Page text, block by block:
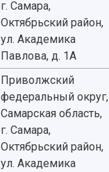
г. Самара,
Октябрьский район,
ул. Академика
Павлова, д. 1А
Приволжский
федеральный округ,
Самарская область,
г. Самара,
Октябрьский район,
ул. Академика